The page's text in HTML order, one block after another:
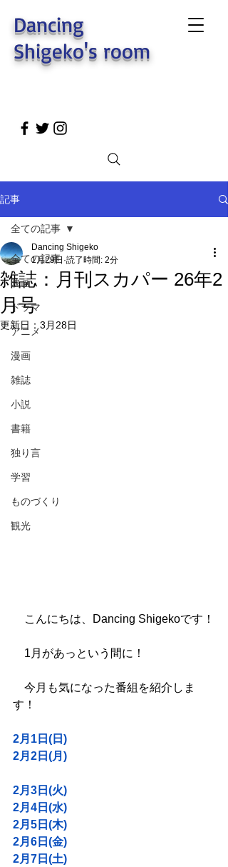
Dancing
Shigeko's room
記事
全ての記事
映画
ドラマ
アニメ
漫画
雑誌
小説
書籍
独り言
学習
ものづくり
観光
全ての記事
雑誌：月刊スカパー 26年2
月号
Dancing Shigeko
1月29日 読了時間: 2分
更新日： 3月28日
こんにちは、Dancing Shigekoです！
1月があっという間に！
今月も気になった番組を紹介しま
す！
2月1日(日)
2月2日(月)
2月3日(火)
2月4日(水)
2月5日(木)
2月6日(金)
2月7日(土)